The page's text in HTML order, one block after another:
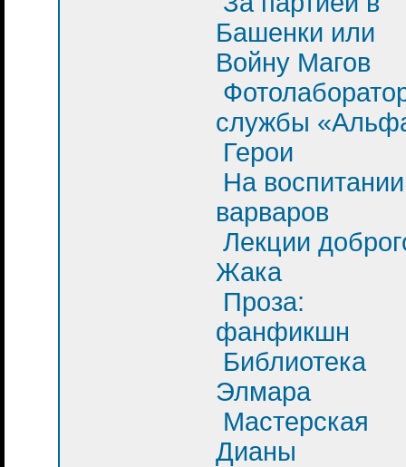
Башенки или
Войну Магов
службы
Герои
На
варваров
Лекции
Жака
Проза:
фанфикшн
Библиотека
Элмара
Мастерская
Дианы